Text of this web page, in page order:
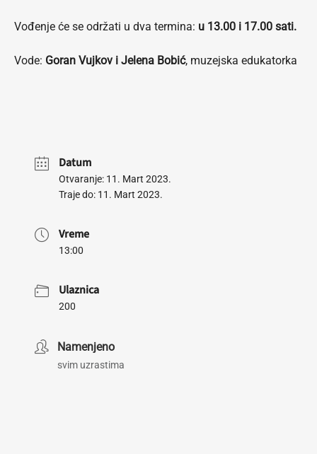
Vođenje će se održati u dva termina: u 13.00 i 17.00 sati.
Vode: Goran Vujkov i Jelena Bobić, muzejska edukatorka
Datum
Otvaranje: 11. Mart 2023.
Traje do: 11. Mart 2023.
Vreme
13:00
Ulaznica
200
Namenjeno
svim uzrastima